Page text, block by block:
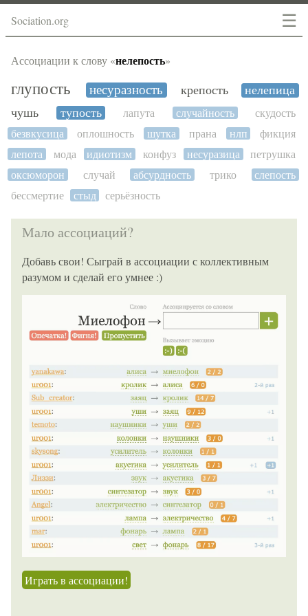
☰
Sociation.org
Ассоциации к слову «нелепость»
глупость несуразность крепость
нелепица
чушь
тупость лапута случайность
скудость
безвкусица
оплошность шутка прана нлп
фикция
лепота
мода идиотизм конфуз несуразица
петрушка
оксюморон
случай абсурдность трико
слепость
бессмертие
стыд серьёзность
Мало ассоциаций?
Добавь свои! Сыграй в ассоциации с коллективным
разумом и сделай его умнее :)
Играть в ассоциации!